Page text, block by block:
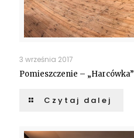
3 września 2017
Pomieszczenie – „Harcówka”
Czytaj dalej